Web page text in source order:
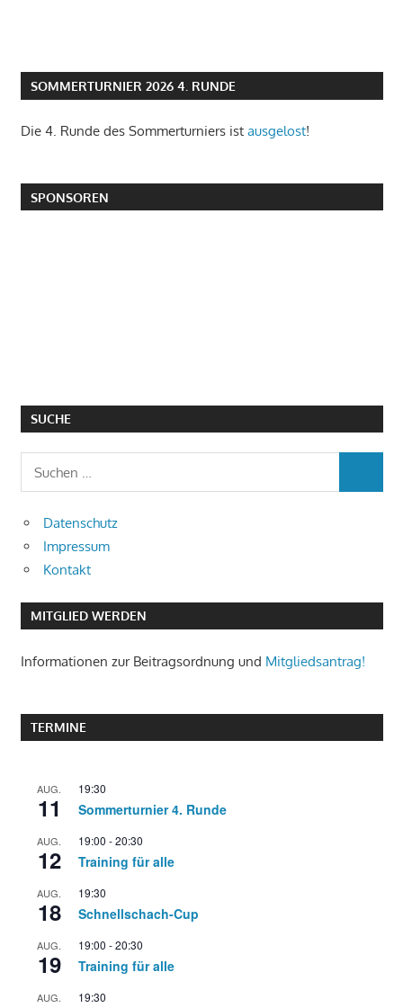
SOMMERTURNIER 2026 4. RUNDE
Die 4. Runde des Sommerturniers ist ausgelost!
SPONSOREN
SUCHE
Datenschutz
Impressum
Kontakt
MITGLIED WERDEN
Informationen zur Beitragsordnung und Mitgliedsantrag!
TERMINE
AUG.
11
19:30
Sommerturnier 4. Runde
AUG.
12
19:00 -20:30
Training für alle
AUG.
18
19:30
Schnellschach-Cup
AUG.
19
19:00 -20:30
Training für alle
AUG. 19:30